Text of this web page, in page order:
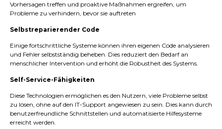
Vorhersagen treffen und proaktive Maßnahmen ergreifen, um
Probleme zu verhindern, bevor sie auftreten
Selbstreparierender Code
Einige fortschrittliche Systeme können ihren eigenen Code analysieren
und Fehler selbstständig beheben. Dies reduziert den Bedarf an
menschlicher Intervention und erhöht die Robustheit des Systems.
Self-Service-Fähigkeiten
Diese Technologien ermöglichen es den Nutzern, viele Probleme selbst
zu lösen, ohne auf den IT-Support angewiesen zu sein. Dies kann durch
benutzerfreundliche Schnittstellen und automatisierte Hilfesysteme
erreicht werden.